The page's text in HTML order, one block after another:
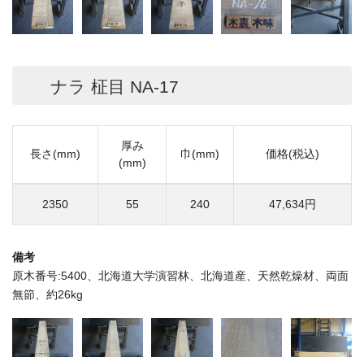
ナラ 柾目 NA-17
長さ(mm)
厚み
(mm)
巾(mm) 価格(税込)
2350 55 240 47,634円
備考
原木番号:5400、北海道大学演習林、北海道産、天然乾燥材、両面
無節、約26kg